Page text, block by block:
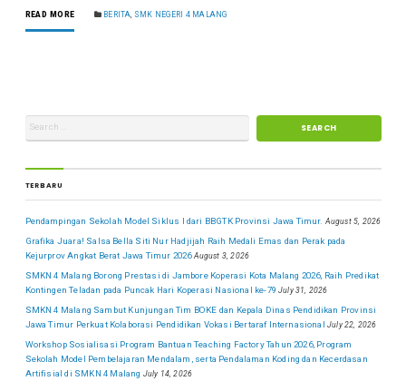
READ MORE BERITA SMK NEGERI 4 MALANG
TERBARU
Pendampingan Sekolah Model Siklus I dari BBGTK Provinsi Jawa Timur. August 5, 2026
Grafika Juara! Salsa Bella Siti Nur Hadjijah Raih Medali Emas dan Perak pada
Kejurprov Angkat Berat Jawa Timur 2026 August 3, 2026
SMKN 4 Malang Borong Prestasi di Jambore Koperasi Kota Malang 2026, Raih Predikat
Kontingen Teladan pada Puncak Hari Koperasi Nasional ke-79 July 31, 2026
SMKN 4 Malang Sambut Kunjungan Tim BOKE dan Kepala Dinas Pendidikan Provinsi
Jawa Timur Perkuat Kolaborasi Pendidikan Vokasi Bertaraf Internasional July 22, 2026
Workshop Sosialisasi Program Bantuan Teaching Factory Tahun 2026, Program
Sekolah Model Pembelajaran Mendalam, serta Pendalaman Koding dan Kecerdasan
Artifisial di SMKN 4 Malang July 14, 2026